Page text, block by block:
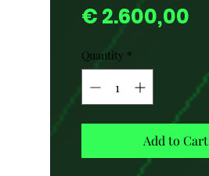
€ 2.600,00
Quantity *
Add to Cart